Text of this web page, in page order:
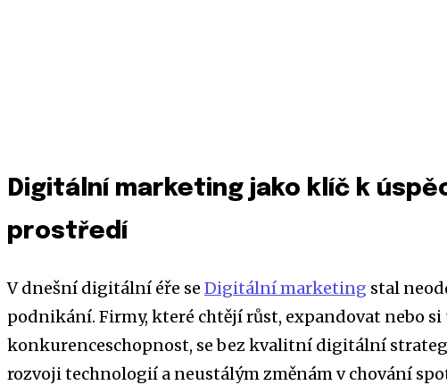
Digitální marketing jako klíč k
prostředí
V dnešní digitální éře se Digitální marketing stal
podnikání. Firmy, které chtějí růst, expandovat nebo si
konkurenceschopnost, se bez kvalitní digitální
rozvoji technologií a neustálým změnám v chování